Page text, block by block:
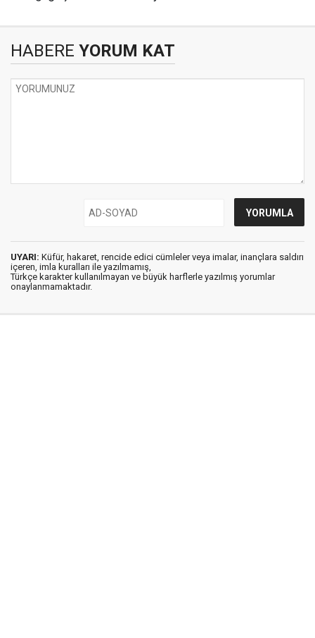
HABERE YORUM KAT
UYARI: Küfür, hakaret, rencide edici cümleler veya imalar, inançlara saldırı
içeren, imla kuralları ile yazılmamış,
Türkçe karakter kullanılmayan ve büyük harflerle yazılmış yorumlar
onaylanmamaktadır.